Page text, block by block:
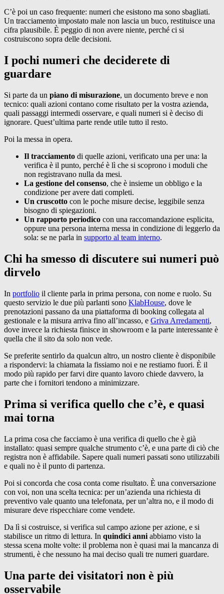
C’è poi un caso frequente: numeri che esistono ma sono sbagliati.
Un tracciamento impostato male non lascia un buco, restituisce una
cifra plausibile. È peggio di non avere niente, perché ci si
costruiscono sopra delle decisioni.
I pochi numeri che deciderete di
guardare
Si parte da un piano di misurazione, un documento breve e non
tecnico: quali azioni contano come risultato per la vostra azienda,
quali passaggi intermedi osservare, e quali numeri si è deciso di
ignorare. Quest’ultima parte rende utile tutto il resto.
Poi la messa in opera.
Il tracciamento di quelle azioni, verificato una per una: la
verifica è il punto, perché è lì che si scoprono i moduli che
non registravano nulla da mesi.
La gestione del consenso, che è insieme un obbligo e la
condizione per avere dati completi.
Un cruscotto con le poche misure decise, leggibile senza
bisogno di spiegazioni.
Un rapporto periodico con una raccomandazione esplicita,
oppure una persona interna messa in condizione di leggerlo da
sola: se ne parla in supporto al team interno.
Chi ha smesso di discutere sui numeri può
dirvelo
In portfolio il cliente parla in prima persona, con nome e ruolo. Su
questo servizio le due più parlanti sono KlabHouse, dove le
prenotazioni passano da una piattaforma di booking collegata al
gestionale e la misura arriva fino all’incasso, e Griva Arredamenti,
dove invece la richiesta finisce in showroom e la parte interessante è
quella che il sito da solo non vede.
Se preferite sentirlo da qualcun altro, un nostro cliente è disponibile
a rispondervi: la chiamata la fissiamo noi e ne restiamo fuori. È il
modo più rapido per farvi dire quanto lavoro chiede davvero, la
parte che i fornitori tendono a minimizzare.
Prima si verifica quello che c’è, e quasi
mai torna
La prima cosa che facciamo è una verifica di quello che è già
installato: quasi sempre qualche strumento c’è, e una parte di ciò che
registra non è affidabile. Sapere quali numeri passati sono utilizzabili
e quali no è il punto di partenza.
Poi si concorda che cosa conta come risultato. È una conversazione
con voi, non una scelta tecnica: per un’azienda una richiesta di
preventivo vale quanto una telefonata, per un’altra no, e il modo di
misurare deve rispecchiare come vendete.
Da lì si costruisce, si verifica sul campo azione per azione, e si
stabilisce un ritmo di lettura. In quindici anni abbiamo visto la
stessa scena molte volte: il problema non è quasi mai la mancanza di
strumenti, è che nessuno ha mai deciso quali tre numeri guardare.
Una parte dei visitatori non è più
osservabile